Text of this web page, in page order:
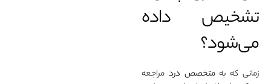
تشخیص داده
می‌شود؟
زمانی که بهمتخصص درد مراجعه